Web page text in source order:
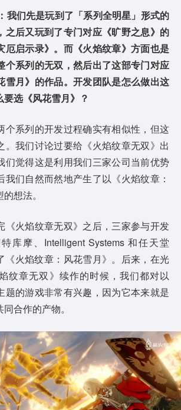
我们先是玩到了「系列全明星」形式的
之后又玩到了专门对应《旷野之息》的
厄启示录》。而《火焰纹章》方面也是
个系列的无双，然后出了这部专门对应
雪月》的作品。开发团队是怎么做出这
选《风花雪月》？
个系列的开发过程确实有相似性，但这
。我们讨论过要给《火焰纹章无双》出
们觉得这是利用我们三家公司当前优势
我们自然而然地产生了以《火焰纹章：
想法。
《火焰纹章无双》之后，三家参与开发
摩、Intelligent Systems 和任天堂
火焰纹章：风花雪月》。后来，在光
纹章无双》续作的时候，我们都对以
题的游戏非常有兴趣，因为它本来就是
合作的产物。